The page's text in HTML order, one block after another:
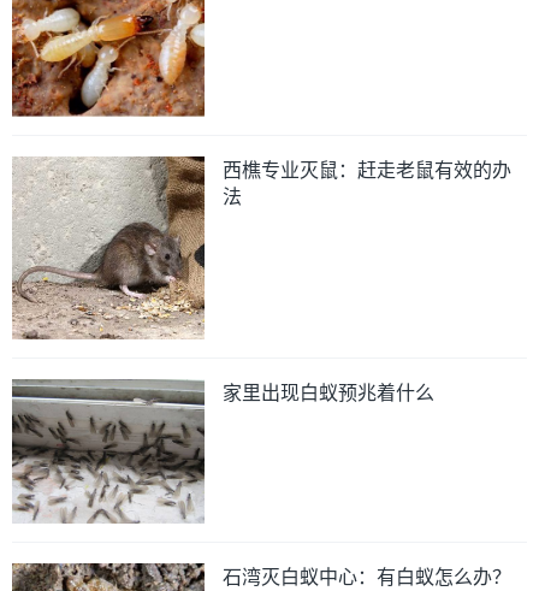
西樵专业灭鼠：赶走老鼠有效的办
法
家里出现白蚁预兆着什么
石湾灭白蚁中心：有白蚁怎么办？